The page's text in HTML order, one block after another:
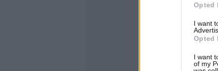
Opted
I want
Opted
I want
of my